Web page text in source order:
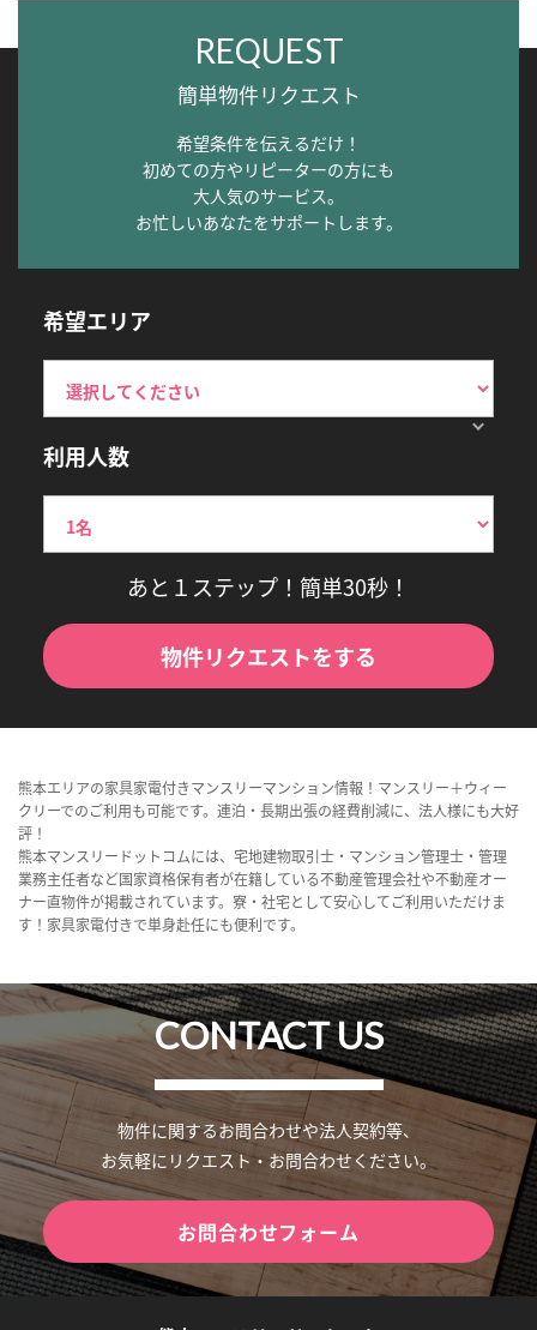
REQUEST
簡単物件リクエスト
希望条件を伝えるだけ！
初めての方やリピーターの方にも
大人気のサービス。
お忙しいあなたをサポートします。
希望エリア
利用人数
あと１ステップ！簡単30秒！
物件リクエストをする
熊本エリアの家具家電付きマンスリーマンション情報！マンスリー＋ウィー
クリーでのご利用も可能です。連泊・長期出張の経費削減に、法人様にも大好
評！
熊本マンスリードットコムには、宅地建物取引士・マンション管理士・管理
業務主任者など国家資格保有者が在籍している不動産管理会社や不動産オー
ナー直物件が掲載されています。寮・社宅として安心してご利用いただけま
す！家具家電付きで単身赴任にも便利です。
CONTACT US
物件に関するお問合わせや法人契約等、
お気軽にリクエスト・お問合わせください。
お問合わせフォーム